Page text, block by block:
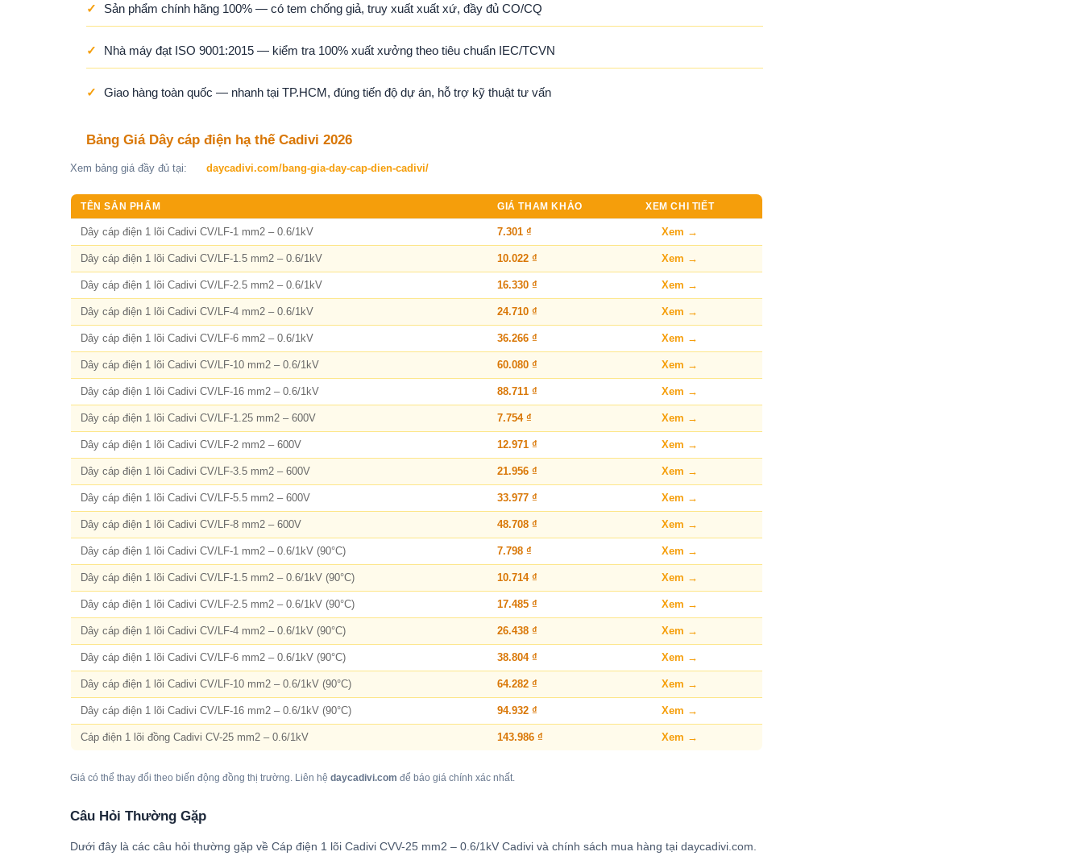
✓ Sản phẩm chính hãng 100% — có tem chống giả, truy xuất xuất xứ, đầy đủ CO/CQ
✓ Nhà máy đạt ISO 9001:2015 — kiểm tra 100% xuất xưởng theo tiêu chuẩn IEC/TCVN
✓ Giao hàng toàn quốc — nhanh tại TP.HCM, đúng tiến độ dự án, hỗ trợ kỹ thuật tư vấn
Bảng Giá Dây cáp điện hạ thế Cadivi 2026
Xem bảng giá đầy đủ tại: daycadivi.com/bang-gia-day-cap-dien-cadivi/
TÊN SẢN PHẨM GIÁ THAM KHẢO XEM CHI TIẾT
Dây cáp điện 1 lõi Cadivi CV/LF-1 mm2 – 0.6/1kV 7.301 ₫ Xem →
Dây cáp điện 1 lõi Cadivi CV/LF-1.5 mm2 – 0.6/1kV 10.022 ₫ Xem →
Dây cáp điện 1 lõi Cadivi CV/LF-2.5 mm2 – 0.6/1kV 16.330 ₫ Xem →
Dây cáp điện 1 lõi Cadivi CV/LF-4 mm2 – 0.6/1kV 24.710 ₫ Xem →
Dây cáp điện 1 lõi Cadivi CV/LF-6 mm2 – 0.6/1kV 36.266 ₫ Xem →
Dây cáp điện 1 lõi Cadivi CV/LF-10 mm2 – 0.6/1kV 60.080 ₫ Xem →
Dây cáp điện 1 lõi Cadivi CV/LF-16 mm2 – 0.6/1kV 88.711 ₫ Xem →
Dây cáp điện 1 lõi Cadivi CV/LF-1.25 mm2 – 600V 7.754 ₫ Xem →
Dây cáp điện 1 lõi Cadivi CV/LF-2 mm2 – 600V 12.971 ₫ Xem →
Dây cáp điện 1 lõi Cadivi CV/LF-3.5 mm2 – 600V 21.956 ₫ Xem →
Dây cáp điện 1 lõi Cadivi CV/LF-5.5 mm2 – 600V 33.977 ₫ Xem →
Dây cáp điện 1 lõi Cadivi CV/LF-8 mm2 – 600V 48.708 ₫ Xem →
Dây cáp điện 1 lõi Cadivi CV/LF-1 mm2 – 0.6/1kV (90°C) 7.798 ₫ Xem →
Dây cáp điện 1 lõi Cadivi CV/LF-1.5 mm2 – 0.6/1kV (90°C) 10.714 ₫ Xem →
Dây cáp điện 1 lõi Cadivi CV/LF-2.5 mm2 – 0.6/1kV (90°C) 17.485 ₫ Xem →
Dây cáp điện 1 lõi Cadivi CV/LF-4 mm2 – 0.6/1kV (90°C) 26.438 ₫ Xem →
Dây cáp điện 1 lõi Cadivi CV/LF-6 mm2 – 0.6/1kV (90°C) 38.804 ₫ Xem →
Dây cáp điện 1 lõi Cadivi CV/LF-10 mm2 – 0.6/1kV (90°C) 64.282 ₫ Xem →
Dây cáp điện 1 lõi Cadivi CV/LF-16 mm2 – 0.6/1kV (90°C) 94.932 ₫ Xem →
Cáp điện 1 lõi đồng Cadivi CV-25 mm2 – 0.6/1kV 143.986 ₫ Xem →
Giá có thể thay đổi theo biến động đồng thị trường. Liên hệ daycadivi.com để báo giá chính xác nhất.
Câu Hỏi Thường Gặp
Dưới đây là các câu hỏi thường gặp về Cáp điện 1 lõi Cadivi CVV-25 mm2 – 0.6/1kV Cadivi và chính sách mua hàng tại daycadivi.com.